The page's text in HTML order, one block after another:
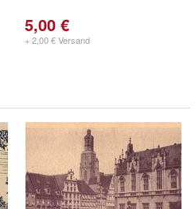
5,00 €
+ 2,00 € Versand